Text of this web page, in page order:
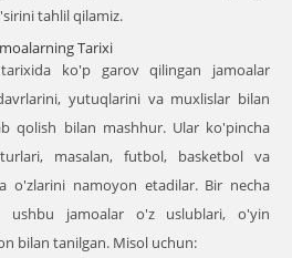
tahlil qilamiz.
Tarixi
ko'p garov qilingan jamoalar
yutuqlarini va muxlislar bilan
qolish bilan mashhur. Ular ko'pincha
masalan, futbol, basketbol va
o'zlarini namoyon etadilar. Bir necha
ushbu jamoalar o'z uslublari, o'yin
bilan tanilgan. Misol uchun: